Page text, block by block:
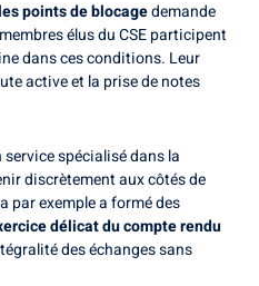
points de blocagedemande
élus du CSE participent
dans ces conditions. Leur
active et la prise de notes
spécialisé dans la
discrètement aux côtés de
par exemple a formé des
délicat du compte rendu
des échanges sans